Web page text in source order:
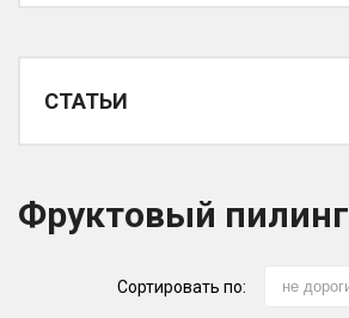
СТАТЬИ
Фруктовый пилинг
Сортировать по: